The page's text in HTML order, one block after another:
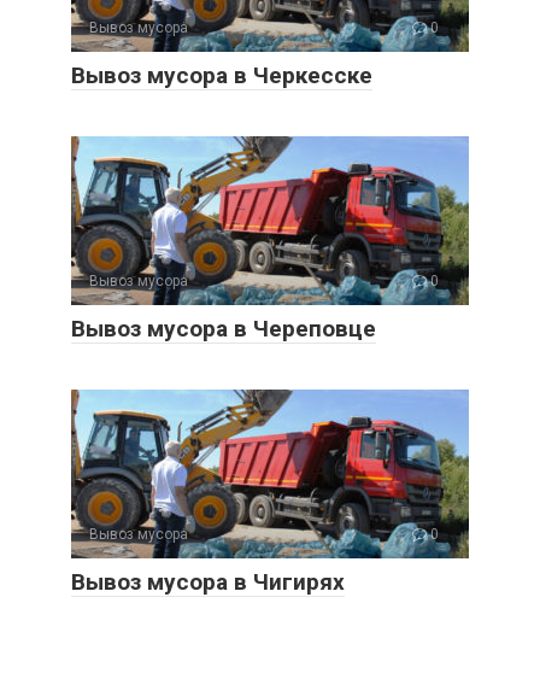
Вывоз мусора 0
Вывоз мусора в Черкесске
Вывоз мусора 0
Вывоз мусора в Череповце
Вывоз мусора 0
Вывоз мусора в Чигирях